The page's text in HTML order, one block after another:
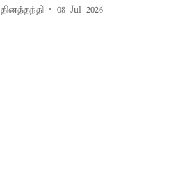
தினத்தந்தி 08 Jul 2026